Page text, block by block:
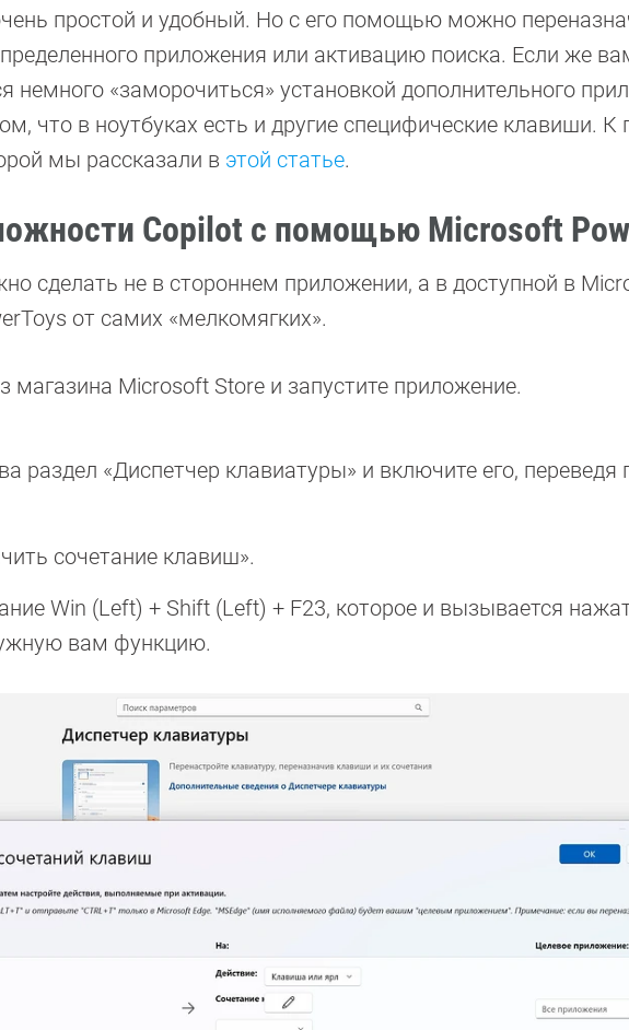
простой и удобный. Но с его помощью можно
приложения или активацию поиска. Если же
немного «заморочиться» установкой дополнительного
что в ноутбуках есть и другие специфические клавиши. К
мы рассказали в этой статье.
Copilot с помощью Microsoft
сделать не в стороннем приложении, а в доступной в
от самих «мелкомягких».
магазина Microsoft Store и запустите приложение.
раздел «Диспетчер клавиатуры» и включите его, переведя
сочетание клавиш».
Win (Left) + Shift (Left) + F23, которое и вызывается
вам функцию.